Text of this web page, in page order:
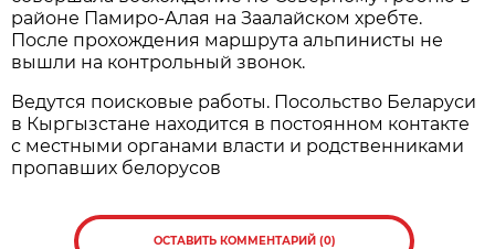
районе Памиро-Алая на Заалайском хребте.
После прохождения маршрута альпинисты не
вышли на контрольный звонок.
Ведутся поисковые работы. Посольство Беларуси
в Кыргызстане находится в постоянном контакте
с местными органами власти и родственниками
пропавших белорусов
ОСТАВИТЬ КОММЕНТАРИЙ (0)